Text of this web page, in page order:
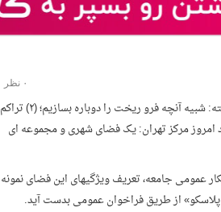
۰ نظر
برای بازتولید پلاسکو، سه رویکرد مطرح است: (۱) تکرار گذشته: شبیه آنچه فرو ریخت را دوباره بسازیم؛ (۲) تراکم
بلند (حتی بلندتر از آنچه بود) بنا کنیم؛ و (۳) نماد امروز مرکز تهران: یک فضای شهری و مجموعه­ ای
عمومی جامعه، تعریف ویژگی­های این فضای نمونه
پلاسکو» از طریق فراخوان عمومی بدست آید.